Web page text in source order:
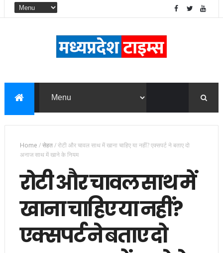
Home /सेहत/रोटी और चावल साथ में खाना चाहिए या नहीं? एक्सपर्ट ने बताए दो
अनाज साथ में खाने के नियम
रोटी और चावल साथ में
खाना चाहिए या नहीं?
एक्सपर्ट ने बताए दो